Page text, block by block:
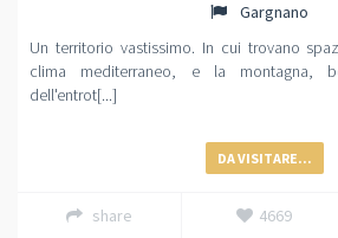
Gargnano
Un territorio vastissimo. In cui trovano
clima mediterraneo, e la montagna,
dell'entrot[...]
DA VISITARE...
share 4669